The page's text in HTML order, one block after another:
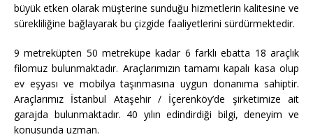
büyük etken olarak müşterine sunduğu hizmetlerin kalitesine ve
sürekliliğine bağlayarak bu çizgide faaliyetlerini sürdürmektedir.
9 metreküpten 50 metreküpe kadar 6 farklı ebatta 18 araçlık
filomuz bulunmaktadır. Araçlarımızın tamamı kapalı kasa olup
ev eşyası ve mobilya taşınmasına uygun donanıma sahiptir.
Araçlarımız İstanbul Ataşehir / İçerenköy’de şirketimize ait
garajda bulunmaktadır. 40 yılın edindirdiği bilgi, deneyim ve
konusunda uzman.